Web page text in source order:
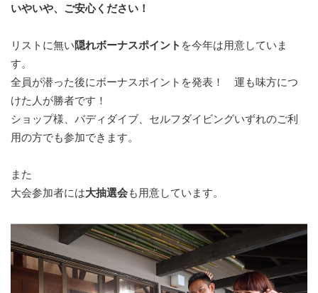
いやいや、ご安心ください！
リストに無い隠れボーナスポイント を今年は用意していま
す。
全員が潜った後にボーナスポイントを発表！ 運も味方につ
けた人が勝者です！
ショップ様、バディダイブ、セルフダイビングいずれのご利
用の方でも参加できます。
また
大会参加者には大抽選会も用意しています。